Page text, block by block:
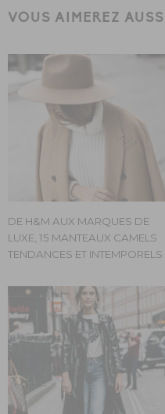
VOUS AIMEREZ
DE H&M AUX MARQUES DE
LUXE, 15 MANTEAUX CAMELS
TENDANCES ET INTEMPORELS